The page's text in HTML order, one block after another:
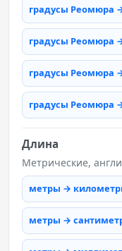
градусы Реомюра
градусы Реомюра
градусы Реомюра
градусы Реомюра
Длина
Метрические,
метры →
метры →